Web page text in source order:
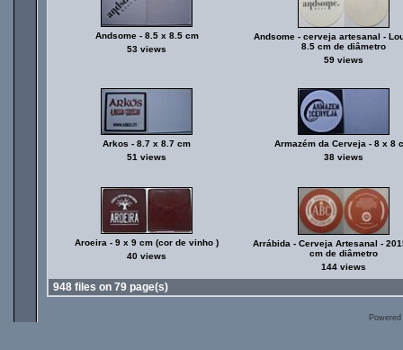
Andsome - 8.5 x 8.5 cm
53 views
Andsome - cerveja artesanal -
8.5 cm de diâmetro
59 views
Arkos - 8.7 x 8.7 cm
51 views
Armazém da Cerveja - 8 x 8
38 views
Aroeira - 9 x 9 cm (cor de vinho )
40 views
Arrábida - Cerveja Artesanal -
cm de diâmetro
144 views
948 files on 79 page(s)